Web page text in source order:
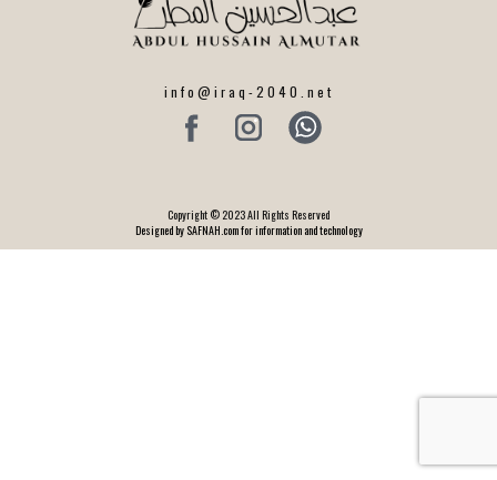
info@iraq-2040.net
Copyright © 2023 All Rights Reserved
Designed by SAFNAH.com for information and technology